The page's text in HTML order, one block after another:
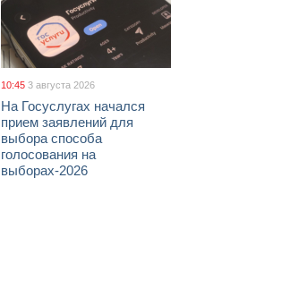
10:45 3 августа 2026
На Госуслугах начался
прием заявлений для
выбора способа
голосования на
выборах-2026